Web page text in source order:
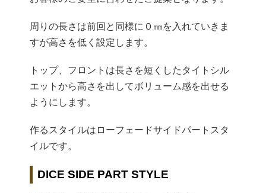
周りの長さは前回と同様に０㎜を入れていきま
すが高さを低く設定します。
トップ、フロントは長さを短くしたタイトシル
エットから高さを出してボリューム感を出せる
ようにします。
作るスタイルはローフェードサイドパートスタ
イルです。
DICE SIDE PART STYLE